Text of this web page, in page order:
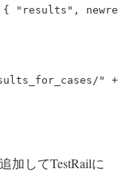
"results",
"
加してTestRailに